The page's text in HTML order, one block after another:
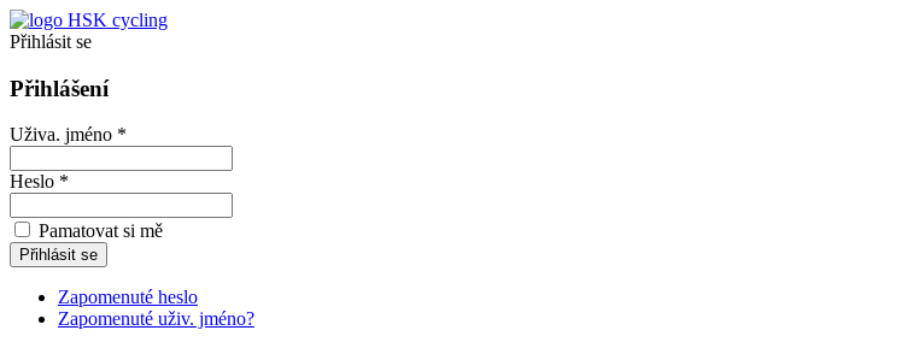
Přihlásit se
Přihlášení
Uživa. jméno *
Heslo *
Pamatovat si mě
Zapomenuté heslo
Zapomenuté uživ. jméno?